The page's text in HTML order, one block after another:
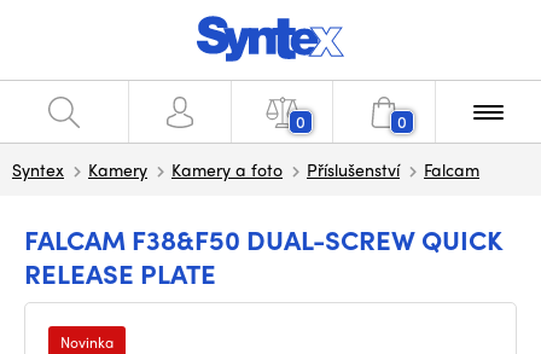
0 0
Syntex Kamery Kamery a foto Příslušenství Falcam
FALCAM F38&F50 DUAL-SCREW QUICK
RELEASE PLATE
Novinka